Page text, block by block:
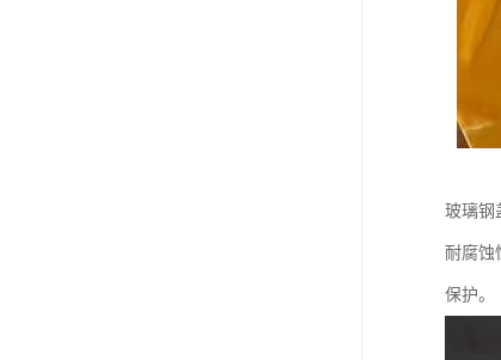
玻璃钢
耐腐蚀
保护。